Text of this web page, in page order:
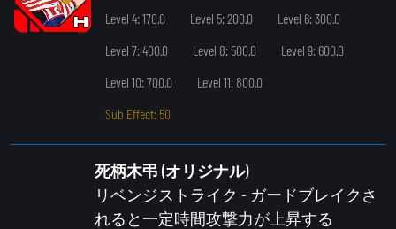
Level 4: 170.0
Level 5: 200.0
Level 6: 300.0
Level 7: 400.0
Level 8: 500.0
Level 9: 600.0
Level 10: 700.0
Level 11: 800.0
Sub Effect: 50
死柄木弔 (オリジナル)
リベンジストライク - ガードブレイクさ
れると一定時間攻撃力が上昇する